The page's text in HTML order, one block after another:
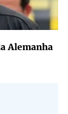
Alemanha